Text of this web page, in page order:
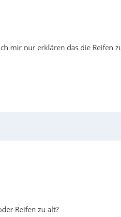
mir nur erklären das die Reifen
Reifen zu alt?